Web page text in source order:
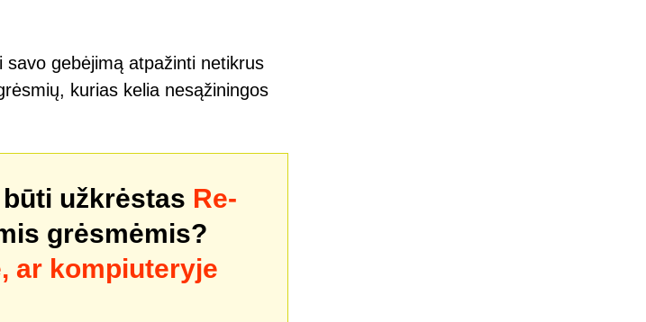
gebėjimą atpažinti netikrus
kurias kelia nesąžiningos
užkrėstas Re-
grėsmėmis?
ar kompiuteryje